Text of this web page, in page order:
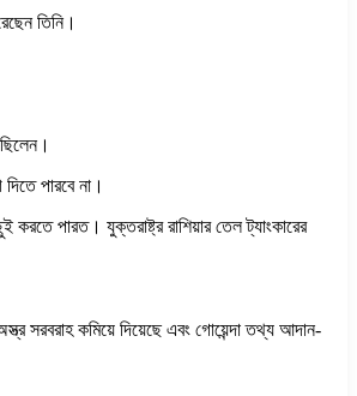
তিনি।
পারবে না।
পারত। যুক্তরাষ্ট্র রাশিয়ার তেল ট্যাংকারের
সরবরাহ কমিয়ে দিয়েছে এবং গোয়েন্দা তথ্য আদান-